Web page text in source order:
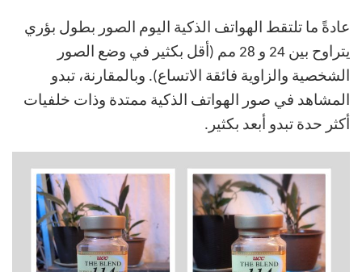
عادةً ما تلتقط الهواتف الذكية اليوم الصور بطول بؤري
يتراوح بين 24 و 28 مم (أقل بكثير في وضع الصور
الشخصية والزاوية فائقة الاتساع). وبالمقارنة، تبدو
المشاهد في صور الهواتف الذكية ممتدة وذات خلفيات
أكثر حدة تبدو أبعد بكثير.